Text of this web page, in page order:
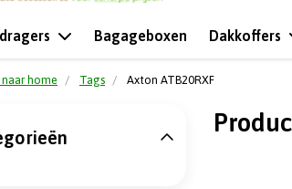
Bagageboxen Dakkoffers
home Tags Axton ATB20RXF